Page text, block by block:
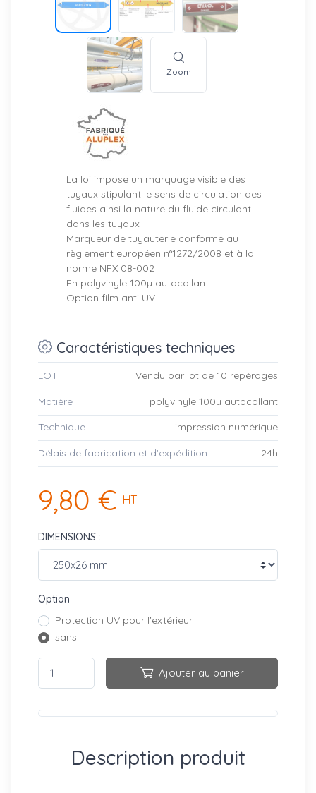
Zoom
La loi impose un marquage visible des
tuyaux stipulant le sens de circulation des
fluides ainsi la nature du fluide circulant
dans les tuyaux
Marqueur de tuyauterie conforme au
règlement européen n°1272/2008 et à la
norme NFX 08-002
En polyvinyle 100µ autocollant
Option film anti UV
Caractéristiques techniques
LOT Vendu par lot de 10 repérages
Matière polyvinyle 100µ autocollant
Technique impression numérique
Délais de fabrication et d’expédition 24h
9,80 € HT
DIMENSIONS :
Option
Protection UV pour l'extérieur
sans
Ajouter au panier
Description produit